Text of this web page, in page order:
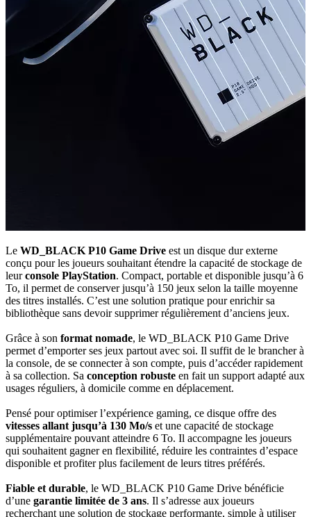
Le WD_BLACK P10 Game Drive est un disque dur externe
conçu pour les joueurs souhaitant étendre la capacité de stockage de
leurconsole PlayStation. Compact, portable et disponible jusqu’à 6
To, il permet de conserver jusqu’à 150 jeux selon la taille moyenne
des titres installés. C’est une solution pratique pour enrichir sa
bibliothèque sans devoir supprimer régulièrement d’anciens jeux.
Grâce à son format nomade, le WD_BLACK P10 Game Drive
permet d’emporter ses jeux partout avec soi. Il suffit de le brancher à
la console, de se connecter à son compte, puis d’accéder rapidement
à sa collection. Sa conception robuste en fait un support adapté aux
usages réguliers, à domicile comme en déplacement.
Pensé pour optimiser l’expérience gaming, ce disque offre des
vitesses allant jusqu’à 130 Mo/s et une capacité de stockage
supplémentaire pouvant atteindre 6 To. Il accompagne les joueurs
qui souhaitent gagner en flexibilité, réduire les contraintes d’espace
disponible et profiter plus facilement de leurs titres préférés.
Fiable et durable, le WD_BLACK P10 Game Drive bénéficie
d’une garantie limitée de 3 ans. Il s’adresse aux joueurs
recherchant une solution de stockage performante, simple à utiliser